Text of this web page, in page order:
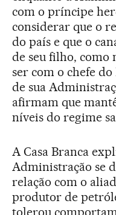
com o príncipe
considerar que o
do país e que o
de seu filho, como
ser com o chefe
de sua
afirmam que
níveis do regime
A Casa Branca
Administração se
relação com o
produtor de
tolerou